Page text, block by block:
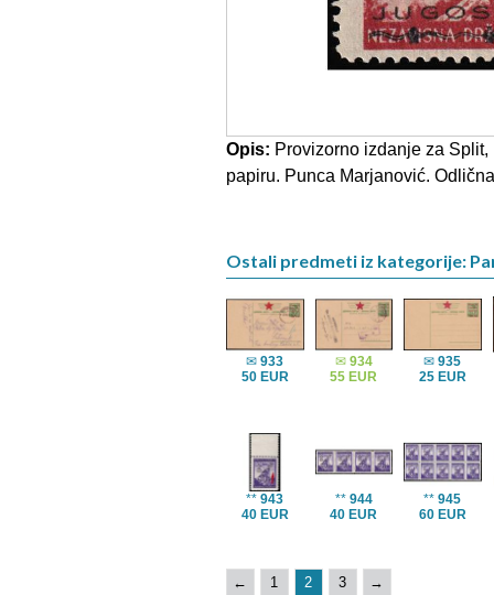
Opis: Provizorno izdanje za
papiru. Punca Marjanović.
Ostali predmeti iz kategorije:
✉933
50 EUR
✉ 934
55 EUR
✉935
25 EUR
**943
40 EUR
** 944
40 EUR
**945
60 EUR
← 1 2 3 →